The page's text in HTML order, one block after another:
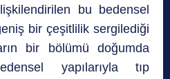
bu bedensel
bir çeşitlilik sergilediği
bir bölümü doğumda
yapılarıyla tıp